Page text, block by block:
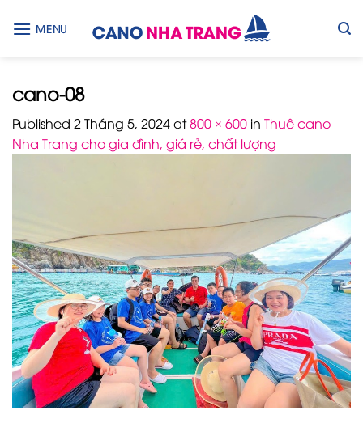
MENU
cano-08
Published 2 Tháng 5, 2024at800 × 600 in Thuê cano
Nha Trang cho gia đình, giá rẻ, chất lượng